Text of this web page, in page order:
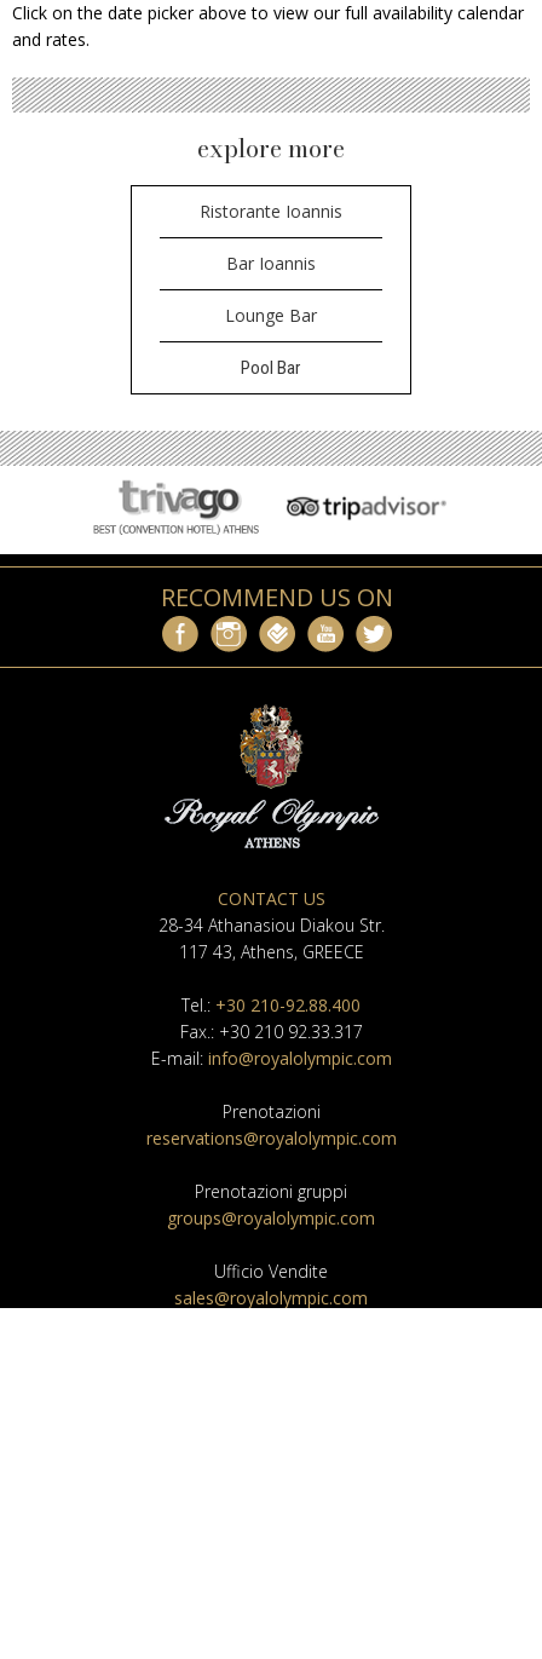
Click on the date picker above to view our full availability calendar
and rates.
explore more
Ristorante Ioannis
Bar Ioannis
Lounge Bar
Pool Bar
RECOMMEND US ON
CONTACT US
28-34 Athanasiou Diakou Str.
117 43, Athens, GREECE
Tel.: +30 210-92.88.400
Fax.: +30 210 92.33.317
E-mail: info@royalolympic.com
Prenotazioni
reservations@royalolympic.com
Prenotazioni gruppi
groups@royalolympic.com
Ufficio Vendite
sales@royalolympic.com